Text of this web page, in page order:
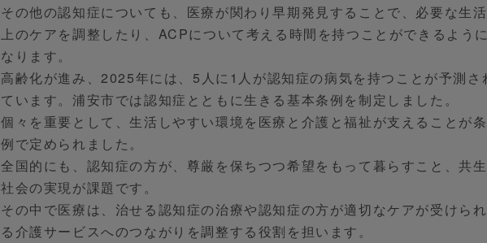
その他の認知症についても、医療が関わり早期発見することで、必要な生活
上のケアを調整したり、ACPについて考える時間を持つことができるように
なります。
高齢化が進み、2025年には、5人に1人が認知症の病気を持つことが予測さ
ています。浦安市では認知症とともに生きる基本条例を制定しました。
個々を重要として、生活しやすい環境を医療と介護と福祉が支えることが条
例で定められました。
全国的にも、認知症の方が、尊厳を保ちつつ希望をもって暮らすこと、共生
社会の実現が課題です。
その中で医療は、治せる認知症の治療や認知症の方が適切なケアが受けられ
る介護サービスへのつながりを調整する役割を担います。